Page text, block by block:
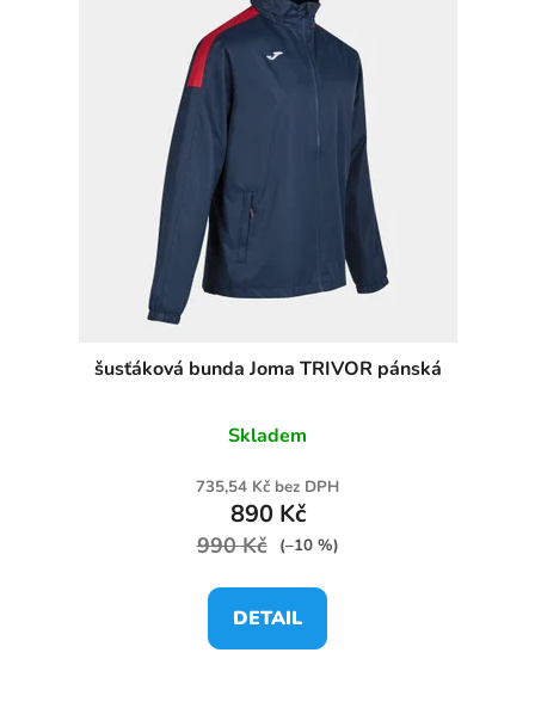
šusťáková bunda Joma TRIVOR pánská
Skladem
735,54 Kč bez DPH
890 Kč
990 Kč (–10 %)
DETAIL